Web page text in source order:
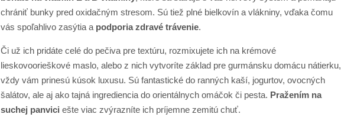
chrániť bunky pred oxidačným stresom. Sú tiež plné bielkovín a vlákniny, vďaka čomu
vás spoľahlivo zasýtia a podporia zdravé trávenie.
Či už ich pridáte celé do pečiva pre textúru, rozmixujete ich na krémové
lieskovoorieškové maslo, alebo z nich vytvoríte základ pre gurmánsku domácu nátierku,
vždy vám prinesú kúsok luxusu. Sú fantastické do ranných kaší, jogurtov, ovocných
šalátov, ale aj ako tajná ingrediencia do orientálnych omáčok či pesta. Pražením na
suchej panvici ešte viac zvýrazníte ich príjemne zemitú chuť.